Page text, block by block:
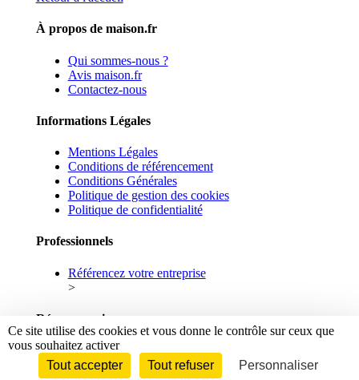
À propos de maison.fr
Qui sommes-nous ?
Avis maison.fr
Contactez-nous
Informations Légales
Mentions Légales
Conditions de référencement
Conditions Générales
Politique de gestion des cookies
Politique de confidentialité
Professionnels
Référencez votre entreprise
>
Réseaux sociaux
Facebook
Linkedin
Ce site utilise des cookies et vous donne le contrôle sur ceux que
vous souhaitez activer
Tout accepter
Tout refuser Personnaliser